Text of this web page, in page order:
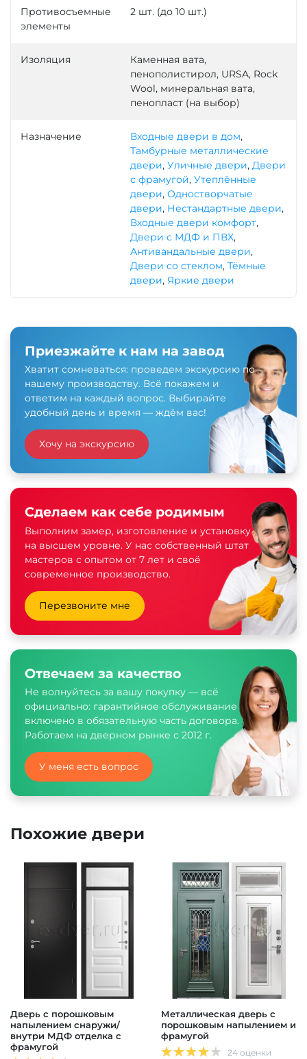
Противосъемные
элементы
2 шт. (до 10 шт.)
Изоляция
Каменная вата,
пенополистирол, URSA, Rock
Wool, минеральная вата,
пенопласт (на выбор)
Назначение Входные двери в дом,
Тамбурные металлические
двери, Уличные двери, Двери
с фрамугой, Утеплённые
двери, Одностворчатые
двери, Нестандартные двери,
Входные двери комфорт,
Двери с МДФ и ПВХ,
Антивандальные двери,
Двери со стеклом, Тёмные
двери, Яркие двери
Приезжайте к нам на завод
Хватит сомневаться: проведем экскурсию по
нашему производству. Всё покажем и
ответим на каждый вопрос. Выбирайте
удобный день и время — ждём вас!
Хочу на экскурсию
Сделаем как себе родимым
Выполним замер, изготовление и установку
на высшем уровне. У нас собственный штат
мастеров с опытом от 7 лет и своё
современное производство.
Перезвоните мне
Отвечаем за качество
Не волнуйтесь за вашу покупку — всё
официально: гарантийное обслуживание
включено в обязательную часть договора.
Работаем на дверном рынке с 2012 г.
У меня есть вопрос
Похожие двери
Дверь с порошковым
напылением снаружи/
внутри МДФ отделка с
фрамугой
Металлическая дверь с
порошковым напылением и
фрамугой
24 оценки